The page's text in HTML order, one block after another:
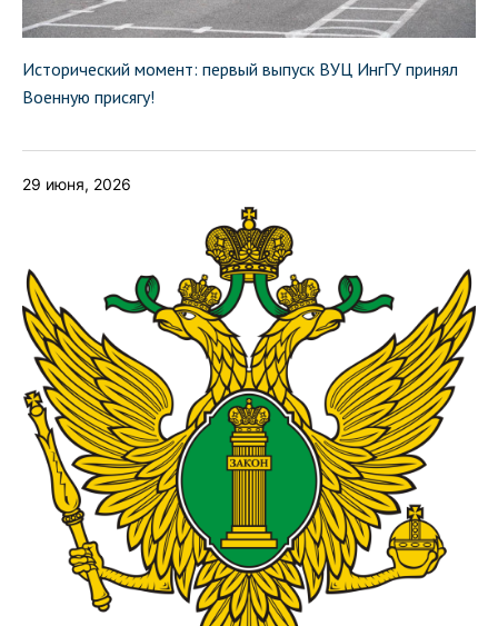
Исторический момент: первый выпуск ВУЦ ИнгГУ принял
Военную присягу!
29 июня, 2026